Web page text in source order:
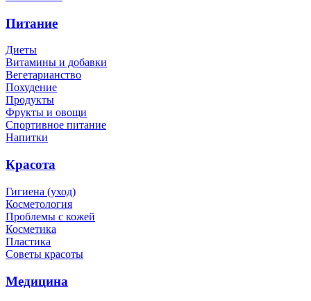
Питание
Диеты
Витамины и добавки
Вегетарианство
Похудение
Продукты
Фрукты и овощи
Спортивное питание
Напитки
Красота
Гигиена (уход)
Косметология
Проблемы с кожей
Косметика
Пластика
Советы красоты
Медицина